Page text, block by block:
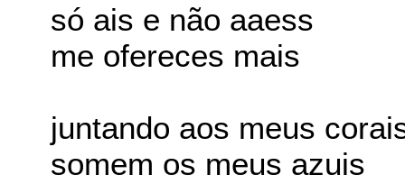
só ais e não aaess
me ofereces mais
juntando aos meus
somem os meus azuis